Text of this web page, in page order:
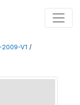
2009-V1 /